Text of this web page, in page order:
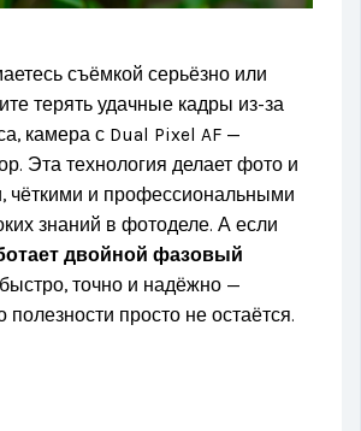
съёмкой серьёзно или
терять удачные кадры из-за
камера с Dual Pixel AF —
Эта технология делает фото и
чёткими и профессиональными
знаний в фотоделе. А если
двойной фазовый
точно и надёжно —
полезности просто не остаётся.